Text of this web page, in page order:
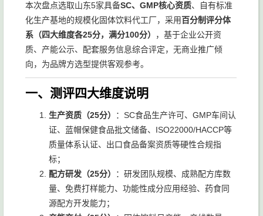
本次盘点选取山东5家具备SC、GMP核心资质、自有标准
化生产基地的规模化固体饮料代工厂，采用百分制评分体
系（四大维度各25分，满分100分）
，基于企业公开资
质、产能公示、配套服务信息综合评定，无商业推广倾
向，为品牌方选型提供客观参考。
一、测评四大维度说明
生产资质（25分）
：SC食品生产许可、GMP车间认
证、蓝帽保健食品批文储备、ISO22000/HACCP等
质量体系认证、出口食品备案资质等硬性合规指
标；
配方研发（25分）
：研发团队规模、成熟配方库数
量、免费打样能力、功能性成分应用经验、药食同
源配方开发能力；